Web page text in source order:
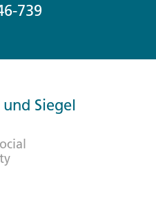
739
Siegel